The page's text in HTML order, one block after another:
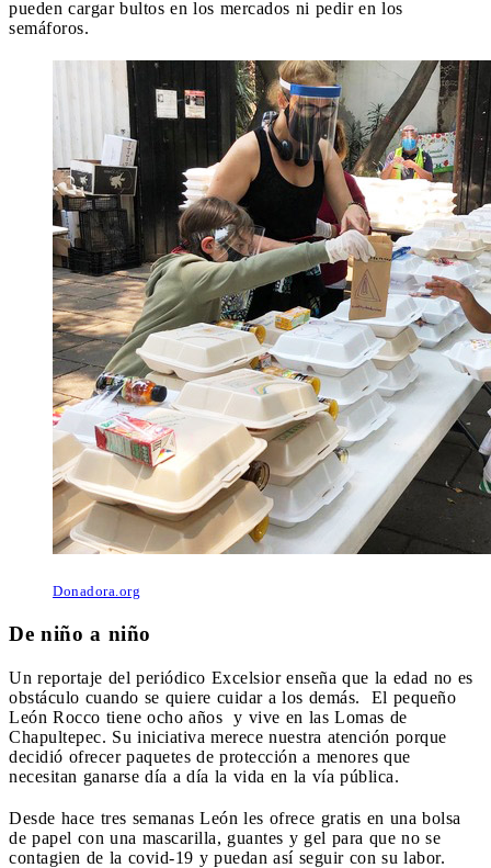
pueden cargar bultos en los mercados ni pedir en los
semáforos.
Donadora.org
De niño a niño
Un reportaje del periódico Excelsior enseña que la edad no es
obstáculo cuando se quiere cuidar a los demás. El pequeño
León Rocco tiene ocho años y vive en las Lomas de
Chapultepec. Su iniciativa merece nuestra atención porque
decidió ofrecer paquetes de protección a menores que
necesitan ganarse día a día la vida en la vía pública.
Desde hace tres semanas León les ofrece gratis en una bolsa
de papel con una mascarilla, guantes y gel para que no se
contagien de la covid-19 y puedan así seguir con su labor.